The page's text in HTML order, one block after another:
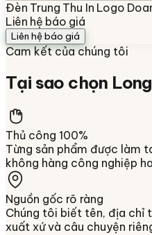
Đèn Trung Thu In Logo
Liên hệ báo giá
Liên hệ báo giá
Cam kết của chúng tôi
Tại sao chọn
Thủ công 100%
Từng sản phẩm được làm
không hàng công nghiệp
Nguồn gốc rõ ràng
Chúng tôi biết tên, địa chỉ
xuất xứ và câu chuyện